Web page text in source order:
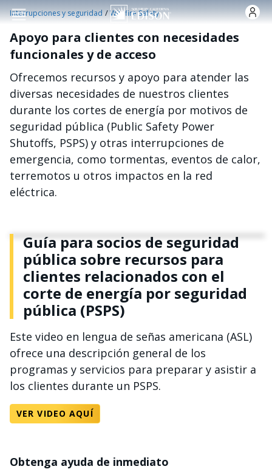
Pasar al contenido principal
Interrupciones y seguridad /Wildfire Safety
Apoyo para clientes con necesidades
funcionales y de acceso
Ofrecemos recursos y apoyo para atender las
diversas necesidades de nuestros clientes
durante los cortes de energía por motivos de
seguridad pública (Public Safety Power
Shutoffs, PSPS) y otras interrupciones de
emergencia, como tormentas, eventos de calor,
terremotos u otros impactos en la red
eléctrica.
Guía para socios de seguridad
pública sobre recursos para
clientes relacionados con el
corte de energía por seguridad
pública (PSPS)
Este video en lengua de señas americana (ASL)
ofrece una descripción general de los
programas y servicios para preparar y asistir a
los clientes durante un PSPS.
VER VIDEO AQUÍ
Obtenga ayuda de inmediato